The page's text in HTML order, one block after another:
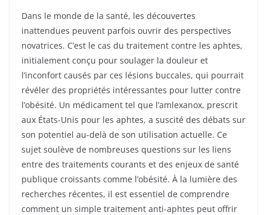
Dans le monde de la santé, les découvertes
inattendues peuvent parfois ouvrir des perspectives
novatrices. C’est le cas du traitement contre les aphtes,
initialement conçu pour soulager la douleur et
l’inconfort causés par ces lésions buccales, qui pourrait
révéler des propriétés intéressantes pour lutter contre
l’obésité. Un médicament tel que l’amlexanox, prescrit
aux États-Unis pour les aphtes, a suscité des débats sur
son potentiel au-delà de son utilisation actuelle. Ce
sujet soulève de nombreuses questions sur les liens
entre des traitements courants et des enjeux de santé
publique croissants comme l’obésité. À la lumière des
recherches récentes, il est essentiel de comprendre
comment un simple traitement anti-aphtes peut offrir